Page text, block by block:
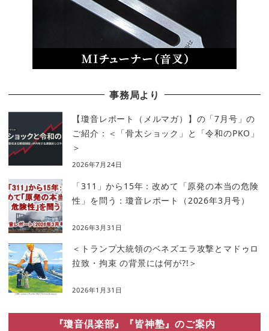
事務局より
【瓊音レポート（メルマガ）】の「7月号」の
ご紹介：＜「骨太ショック」と「令和のPKO」
＞
2026年7月24日
「311」から15年：改めて「原発の本当の危険
性」を問う：瓊音レポート（2026年3月号）
2026年3月31日
＜トランプ大統領のベネズエラ攻撃とマドゥロ
拉致・拘束 の背景には何が?!＞
2026年1月31日
『瓊音倶楽部』『皆神塾』のご案内